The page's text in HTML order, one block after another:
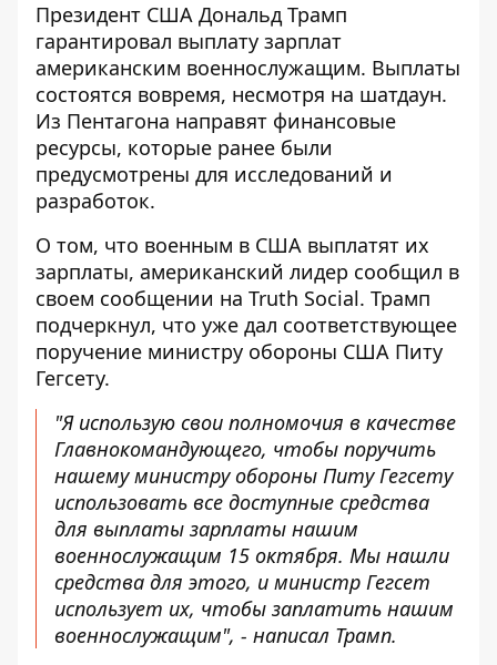
Президент США Дональд Трамп
гарантировал выплату зарплат
американским военнослужащим. Выплаты
состоятся вовремя, несмотря на шатдаун.
Из Пентагона направят финансовые
ресурсы, которые ранее были
предусмотрены для исследований и
разработок.
О том, что военным в США выплатят их
зарплаты, американский лидер сообщил в
своем сообщении на Truth Social. Трамп
подчеркнул, что уже дал соответствующее
поручение министру обороны США Питу
Гегсету.
"Я использую свои полномочия в качестве
Главнокомандующего, чтобы поручить
нашему министру обороны Питу Гегсету
использовать все доступные средства
для выплаты зарплаты нашим
военнослужащим 15 октября. Мы нашли
средства для этого, и министр Гегсет
использует их, чтобы заплатить нашим
военнослужащим", - написал Трамп.